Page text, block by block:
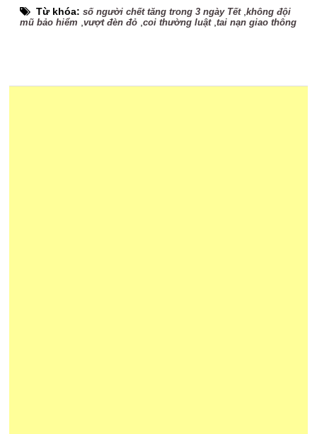
Từ khóa:số người chết tăng trong 3 ngày Tết,không đội
mũ bảo hiểm ,vượt đèn đỏ ,coi thường luật,tai nạn giao thông